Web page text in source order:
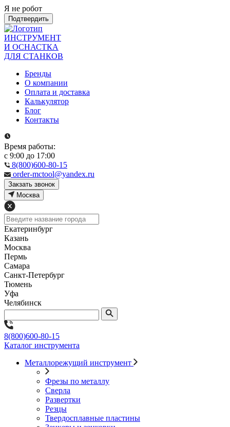
Я не робот
Подтвердить
ИНСТРУМЕНТ
И ОСНАСТКА
ДЛЯ СТАНКОВ
Бренды
О компании
Оплата и доставка
Калькулятор
Блог
Контакты
Время работы:
с 9:00 до 17:00
8(800)600-80-15
order-mctool@yandex.ru
Закзать звонок
Москва
Екатеринбург
Казань
Москва
Пермь
Самара
Санкт-Петербург
Тюмень
Уфа
Челябинск
8(800)600-80-15
Каталог инструмента
Металлорежущий инструмент
Фрезы по металлу
Сверла
Развертки
Резцы
Твердосплавные пластины